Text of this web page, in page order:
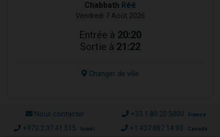
Chabbath Réé
Vendredi 7 Août 2026
Entrée à 20:20
Sortie à 21:22
Changer de ville
Nous contacter +33.1.80.20.5000 France
+972.2.37.41.515 Israël +1.437.887.14.93 Canada